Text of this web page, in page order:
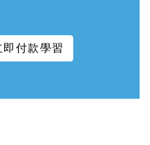
付款學習